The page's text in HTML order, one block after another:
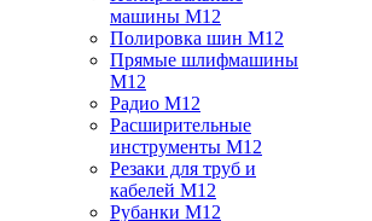
машины M12
Полировка шин M12
Прямые шлифмашины
M12
Радио M12
Расширительные
инструменты M12
Резаки для труб и
кабелей M12
Рубанки M12